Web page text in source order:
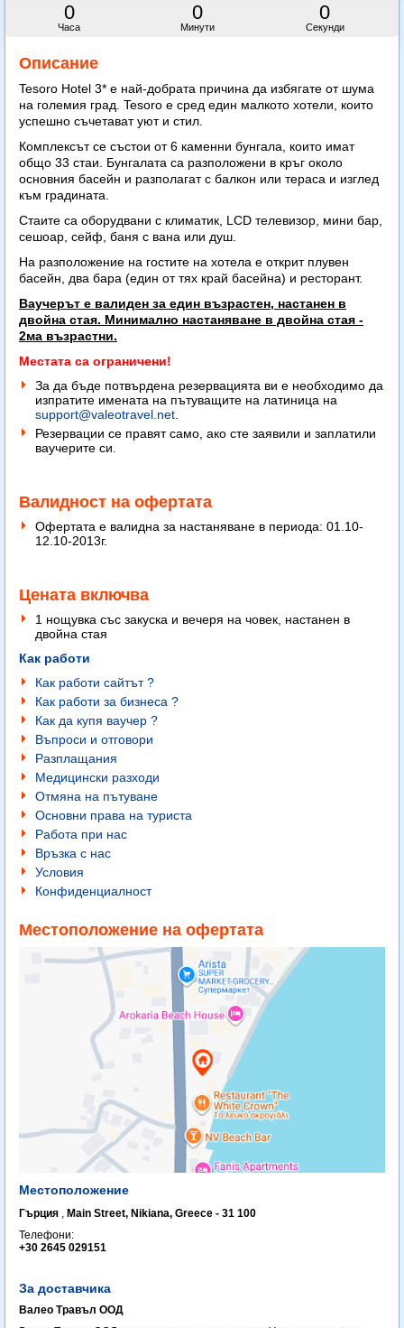
0
Часа
0
Минути
0
Секунди
Описание
Tesoro Hotel 3* е най-добрата причина да избягате от шума
на големия град. Tesoro е сред един малкото хотели, които
успешно съчетават уют и стил.
Комплексът се състои от 6 каменни бунгала, които имат
общо 33 стаи. Бунгалата са разположени в кръг около
основния басейн и разполагат с балкон или тераса и изглед
към градината.
Стаите са оборудвани с климатик, LCD телевизор, мини бар,
сешоар, сейф, баня с вана или душ.
На разположение на гостите на хотела е открит плувен
басейн, два бара (един от тях край басейна) и ресторант.
Ваучерът е валиден за един възрастен, настанен в
двойна стая. Минимално настаняване в двойна стая -
2ма възрастни.
Местата са ограничени!
За да бъде потвърдена резервацията ви е необходимо да
изпратите имената на пътуващите на латиница на
support@valeotravel.net
Резервации се правят само, ако сте заявили и заплатили
ваучерите си.
Валидност на офертата
Офертата е валидна за настаняване в периода: 01.10-
12.10-2013г.
Цената включва
1 нощувка със закуска и вечеря на човек, настанен в
двойна стая
Как работи
Как работи сайтът ?
Как работи за бизнеса ?
Как да купя ваучер ?
Въпроси и отговори
Разплащания
Медицински разходи
Отмяна на пътуване
Основни права на туриста
Работа при нас
Връзка с нас
Условия
Конфиденциалност
Местоположение на офертата
Местоположение
Гърция , Main Street, Nikiana, Greece - 31 100
Телефони:
+30 2645 029151
За доставчика
Валео Травъл ООД